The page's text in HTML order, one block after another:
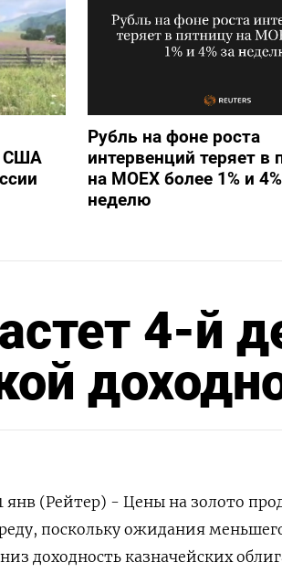
США
Рубль на фоне роста
интервенций теряет в
на МОЕХ более 1% и
неделю
4-й
янв (Рейтер) - Цены на золото
поскольку ожидания
доходность казначейских